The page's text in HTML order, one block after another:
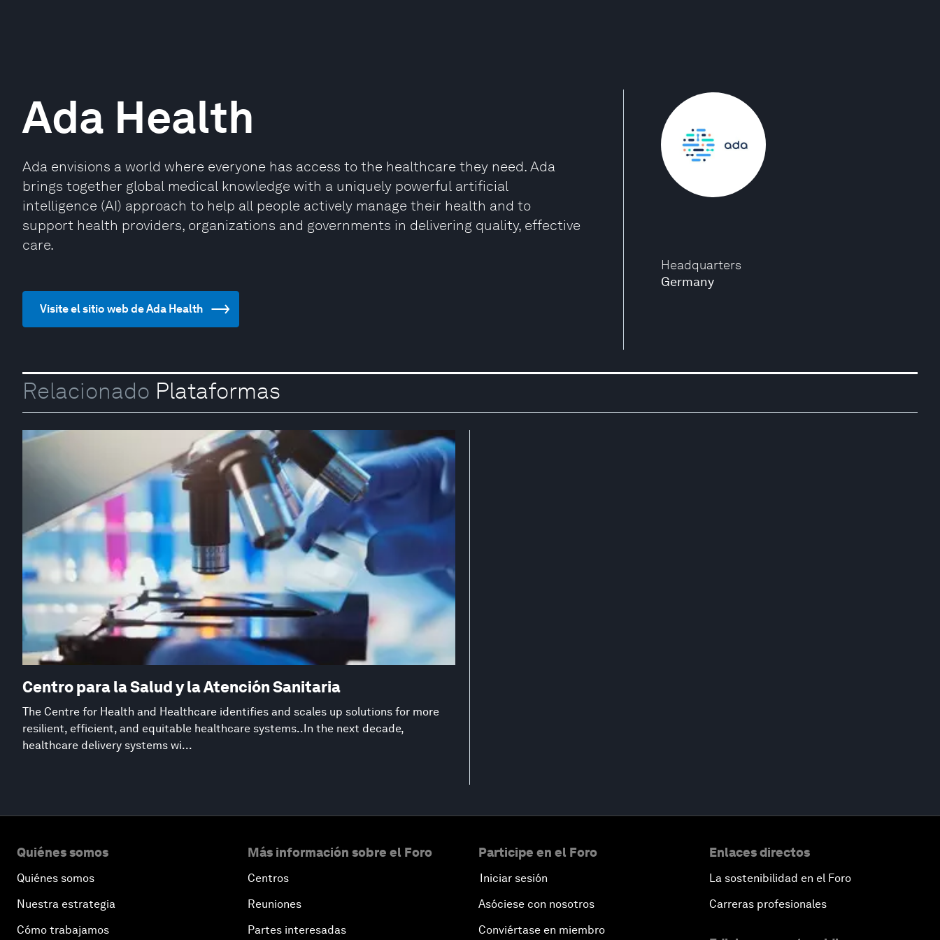
Headquarters
Germany
Ada Health
Ada envisions a world where everyone has access to the healthcare they need. Ada
brings together global medical knowledge with a uniquely powerful artificial
intelligence (AI) approach to help all people actively manage their health and to
support health providers, organizations and governments in delivering quality, effective
care.
Visite el sitio web de Ada Health
Relacionado Plataformas
Centro para la Salud y la Atención Sanitaria
The Centre for Health and Healthcare identifies and scales up solutions for more
resilient, efficient, and equitable healthcare systems..In the next decade,
healthcare delivery systems wi...
Quiénes somos
Quiénes somos
Nuestra estrategia
Cómo trabajamos
Más información sobre el Foro
Centros
Reuniones
Partes interesadas
Participe en el Foro
Iniciar sesión
Asóciese con nosotros
Conviértase en miembro
Enlaces directos
La sostenibilidad en el Foro
Carreras profesionales